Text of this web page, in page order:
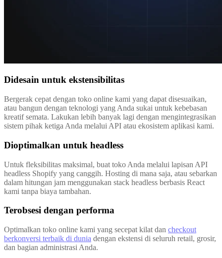
Didesain untuk ekstensibilitas
Bergerak cepat dengan toko online kami yang dapat disesuaikan,
atau bangun dengan teknologi yang Anda sukai untuk kebebasan
kreatif semata. Lakukan lebih banyak lagi dengan mengintegrasikan
sistem pihak ketiga Anda melalui API atau ekosistem aplikasi kami.
Dioptimalkan untuk headless
Untuk fleksibilitas maksimal, buat toko Anda melalui lapisan API
headless Shopify yang canggih. Hosting di mana saja, atau sebarkan
dalam hitungan jam menggunakan stack headless berbasis React
kami tanpa biaya tambahan.
Terobsesi dengan performa
Optimalkan toko online kami yang secepat kilat dan checkout
berkonversi terbaik di dunia dengan ekstensi di seluruh retail, grosir,
dan bagian administrasi Anda.